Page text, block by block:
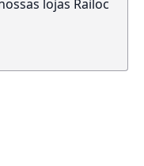
lojas Railoc